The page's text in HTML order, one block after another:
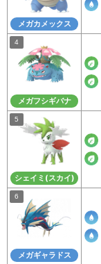
メガカメックス
メガフシギバナ
シェイミ(スカイ)
メガギャラドス